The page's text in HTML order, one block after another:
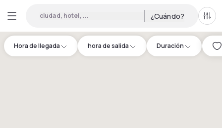
ciudad, hotel, ... ¿Cuándo?
Hora de llegada hora de salida Duración